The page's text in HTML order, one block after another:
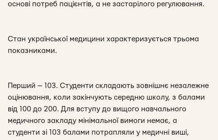
основі потреб пацієнтів, а не застарілого регулювання.
Стан української медицини характеризується трьома
показниками.
Перший — 103. Студенти складають зовнішнє незалежне
оцінювання, коли закінчують середню школу, з балами
від 100 до 200. Для вступу до вищого навчального
медичного закладу мінімальної вимоги немає, а
студенти зі 103 балами потрапляли у медичні виші,